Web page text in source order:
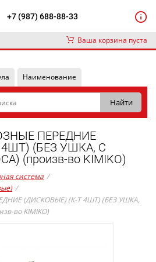
+7 (987) 688-88-33
Ваша корзина пуста
Наименование
ПЕРЕДНИЕ
(БЕЗ УШКА, С
(произв-во KIMIKO)
система /
/
(ДИСКОВЫЕ) (К-Т 4ШТ) (БЕЗ УШКА,
во KIMIKO)